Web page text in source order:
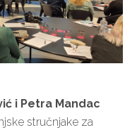
i Petra Mandac
stručnjake za